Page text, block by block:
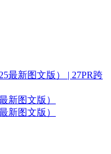
新图文版）
新图文版）